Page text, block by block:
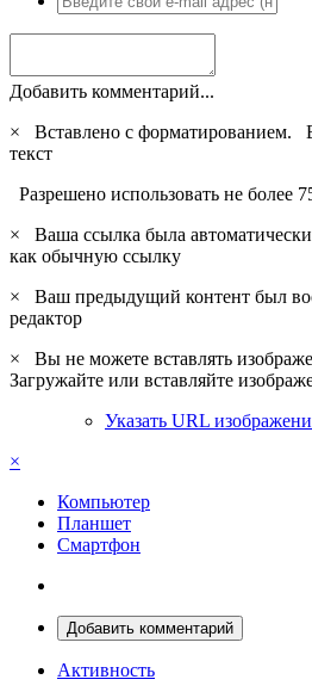
Добавить комментарий...
×
Вставлено с форматированием.
текст
Разрешено использовать не более
×
Ваша ссылка была
как обычную ссылку
×
Ваш предыдущий контент был
редактор
×
Вы не можете вставлять
Загружайте или вставляйте
Указать URL
×
Компьютер
Планшет
Смартфон
Добавить комментарий
Активность